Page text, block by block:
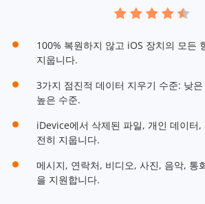
100% 복원하지 않고 iOS 장치의 모든
지웁니다.
3가지 점진적 데이터 지우기 수준: 낮
높은 수준.
iDevice에서 삭제된 파일, 개인 데이터
전히 지웁니다.
메시지, 연락처, 비디오, 사진, 음악, 통
을 지원합니다.